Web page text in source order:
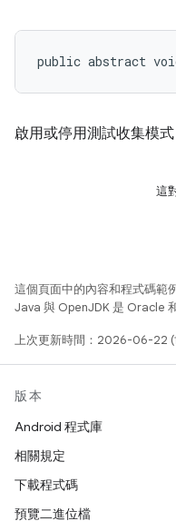
public abstract
啟用或停用測試收集模式
這
這個頁面中的內容和程式碼範
Java 與 OpenJDK 是 Oracle
上次更新時間：2026-06-22 (
版本
Android 程式庫
相關規定
下載程式碼
預覽二進位檔